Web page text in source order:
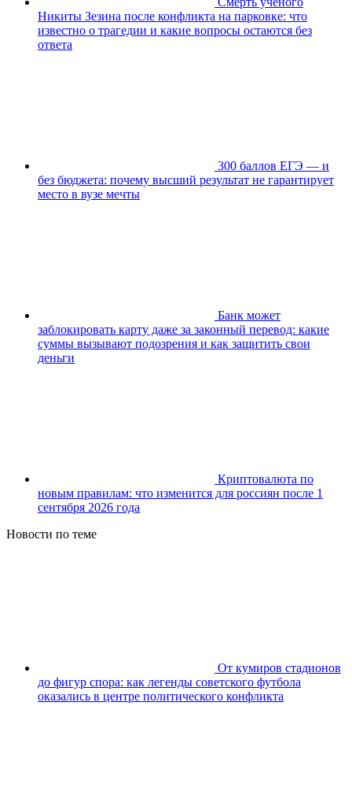
Никиты Зезина после конфликта на парковке: что
известно о трагедии и какие вопросы остаются без
ответа
300 баллов ЕГЭ — и
без бюджета: почему высший результат не гарантирует
место в вузе мечты
Банк может
заблокировать карту даже за законный перевод: какие
суммы вызывают подозрения и как защитить свои
деньги
Криптовалюта по
новым правилам: что изменится для россиян после 1
сентября 2026 года
Новости по теме
От кумиров стадионов
до фигур спора: как легенды советского футбола
оказались в центре политического конфликта